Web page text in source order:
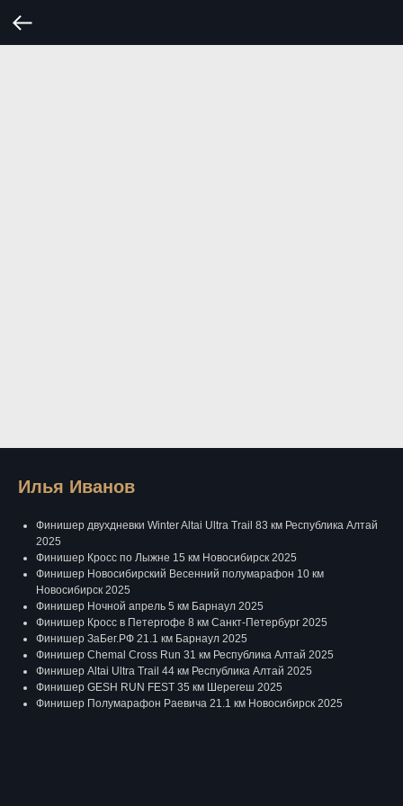
Илья Иванов
Финишер двухдневки Winter Altai Ultra Trail 83 км Республика Алтай
2025
Финишер Кросс по Лыжне 15 км Новосибирск 2025
Финишер Новосибирский Весенний полумарафон 10 км
Новосибирск 2025
Финишер Ночной апрель 5 км Барнаул 2025
Финишер Кросс в Петергофе 8 км Санкт-Петербург 2025
Финишер ЗаБег.РФ 21.1 км Барнаул 2025
Финишер Chemal Cross Run 31 км Республика Алтай 2025
Финишер Altai Ultra Trail 44 км Республика Алтай 2025
Финишер GESH RUN FEST 35 км Шерегеш 2025
Финишер Полумарафон Раевича 21.1 км Новосибирск 2025